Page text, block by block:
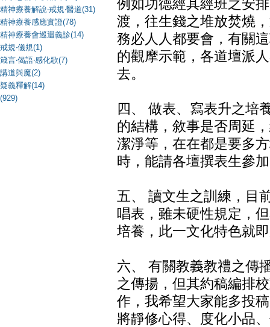
精神療養解說‧戒規‧醫道(31)
精神療養感應實證(78)
精神療養會巡迴義診(14)
戒規‧儀規(1)
箴言‧偈語‧感化歌(7)
講道與魔(2)
疑義釋解(14)
(929)
例如功德經其經班之安
渡，往生錢之堆放焚燒
務必人人都要會，有關
的觀摩示範，各道壇派
去。
四、 做表、寫表升之培
的結構，敘事是否周延
潔淨等，在在都是要多
時，能請各壇撰表生參
五、 讀文生之訓練，目
唱表，雖未硬性規定，
培養，此一文化特色就
六、 有關教義教禮之傳
之傳揚，但其約稿編排
作，我希望大家能多投
將靜修心得、度化小品